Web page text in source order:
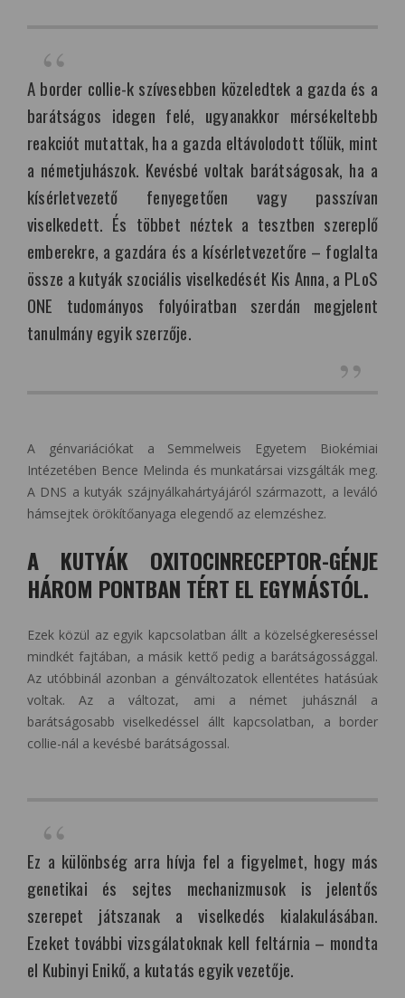
A border collie-k szívesebben közeledtek a gazda és a
barátságos idegen felé, ugyanakkor mérsékeltebb
reakciót mutattak, ha a gazda eltávolodott tőlük, mint
a németjuhászok. Kevésbé voltak barátságosak, ha a
kísérletvezető fenyegetően vagy passzívan
viselkedett. És többet néztek a tesztben szereplő
emberekre, a gazdára és a kísérletvezetőre – foglalta
össze a kutyák szociális viselkedését Kis Anna, a PLoS
ONE tudományos folyóiratban szerdán megjelent
tanulmány egyik szerzője.
A génvariációkat a Semmelweis Egyetem Biokémiai
Intézetében Bence Melinda és munkatársai vizsgálták meg.
A DNS a kutyák szájnyálkahártyájáról származott, a leváló
hámsejtek örökítőanyaga elegendő az elemzéshez.
A KUTYÁK OXITOCINRECEPTOR-GÉNJE
HÁROM PONTBAN TÉRT EL EGYMÁSTÓL.
Ezek közül az egyik kapcsolatban állt a közelségkereséssel
mindkét fajtában, a másik kettő pedig a barátságossággal.
Az utóbbinál azonban a génváltozatok ellentétes hatásúak
voltak. Az a változat, ami a német juhásznál a
barátságosabb viselkedéssel állt kapcsolatban, a border
collie-nál a kevésbé barátságossal.
Ez a különbség arra hívja fel a figyelmet, hogy más
genetikai és sejtes mechanizmusok is jelentős
szerepet játszanak a viselkedés kialakulásában.
Ezeket további vizsgálatoknak kell feltárnia – mondta
el Kubinyi Enikő, a kutatás egyik vezetője.